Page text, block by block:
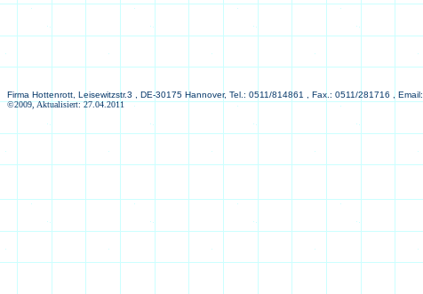
Firma Hottenrott, Leisewitzstr.3 , DE-30175 Hannover, Tel.: 0511/814861 , Fax.: 0511/281716 , Email:
©2009, Aktualisiert: 27.04.2011